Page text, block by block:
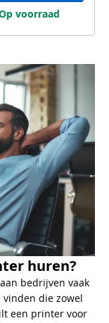
voorraad
huren?
bedrijven vaak
die zowel
een printer voor